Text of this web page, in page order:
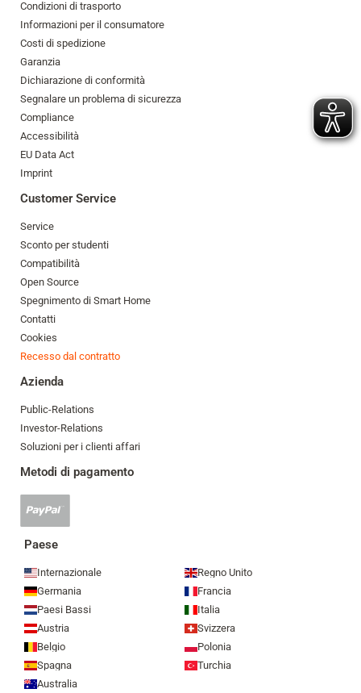
Condizioni di trasporto
Informazioni per il consumatore
Costi di spedizione
Garanzia
Dichiarazione di conformità
Segnalare un problema di sicurezza
Compliance
Accessibilità
EU Data Act
Imprint
Customer Service
Service
Sconto per studenti
Compatibilità
Open Source
Spegnimento di Smart Home
Contatti
Cookies
Recesso dal contratto
Azienda
Public-Relations
Investor-Relations
Soluzioni per i clienti affari
Metodi di pagamento
Paypal
Paese
Internazionale
Regno Unito
Germania
Francia
Paesi Bassi
Italia
Austria
Svizzera
Belgio
Polonia
Spagna
Turchia
Australia